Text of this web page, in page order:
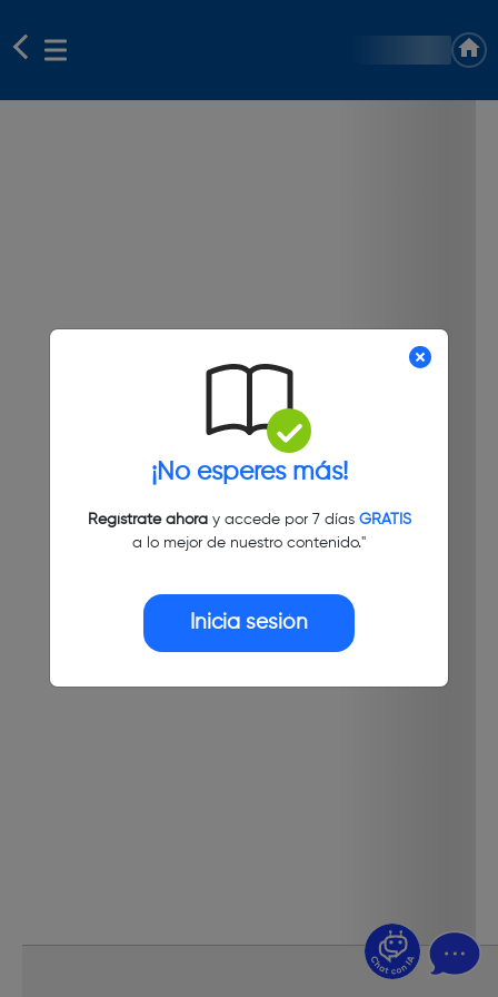
¡No esperes más!
Regístrate ahoray accede por 7 días GRATIS
a lo mejor de nuestro contenido."
Inicia sesión